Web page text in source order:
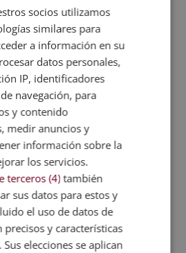
(0)
TITULACIONES
RELACIONADAS
socios utilizamos
similares para
a información en su
datos personales,
IP, identificadores
navegación, para
y contenido
medir anuncios y
información sobre la
los servicios.
terceros (4)también
sus datos para estos y
el uso de datos de
precisos y características
elecciones se aplican